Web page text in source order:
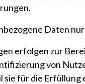
Daten
erfolgen zur
von
für die